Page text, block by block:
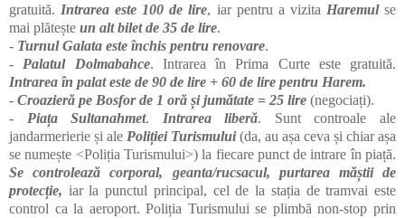
gratuită. Intrarea este 100 de lire, iar pentru a vizita Haremulse
mai plătește un alt bilet de 35 de lire.
- Turnul Galata este închis pentru renovare.
- Palatul Dolmabahce. Intrarea în Prima Curte este gratuită.
Intrarea în palat este de 90 de lire + 60 de lire pentru Harem.
- Croazieră pe Bosfor de 1 oră și jumătate = 25 lire (negociați).
- Piața Sultanahmet. Intrarea liberă. Sunt controale ale
jandarmerierie și ale Poliției Turismului(da, au așa ceva și chiar așa
se numește <Poliția Turismului>) la fiecare punct de intrare în piață.
Se controlează corporal, geanta/rucsacul, purtarea măștii de
protecție, iar la punctul principal, cel de la stația de tramvai este
control ca la aeroport. Poliția Turismului se plimbă non-stop prin